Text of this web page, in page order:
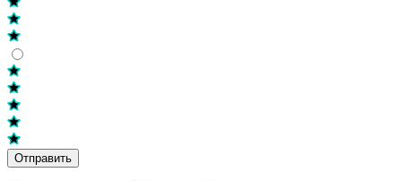
Отправить